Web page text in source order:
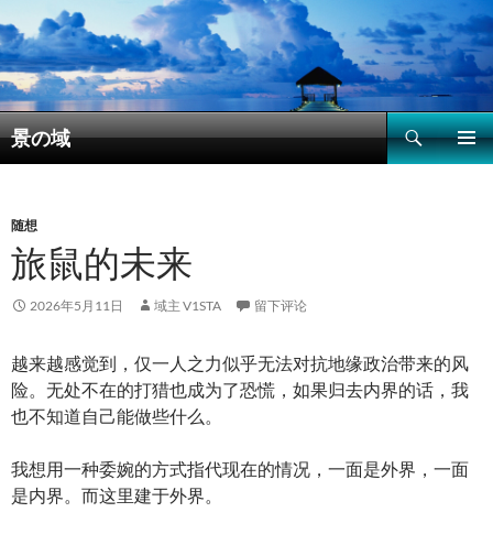
景の域
搜
索
文
随想
旅鼠的未来
2026年5月11日 域主 V1STA 留下评论
越来越感觉到，仅一人之力似乎无法对抗地缘政治带来的风
险。无处不在的打猎也成为了恐慌，如果归去内界的话，我
也不知道自己能做些什么。
我想用一种委婉的方式指代现在的情况，一面是外界，一面
是内界。而这里建于外界。